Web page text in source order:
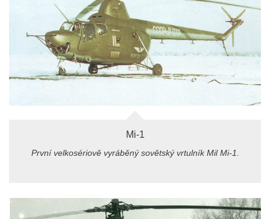
Mi-1
První velkosériově vyráběný sovětský vrtulník Mil Mi-1.